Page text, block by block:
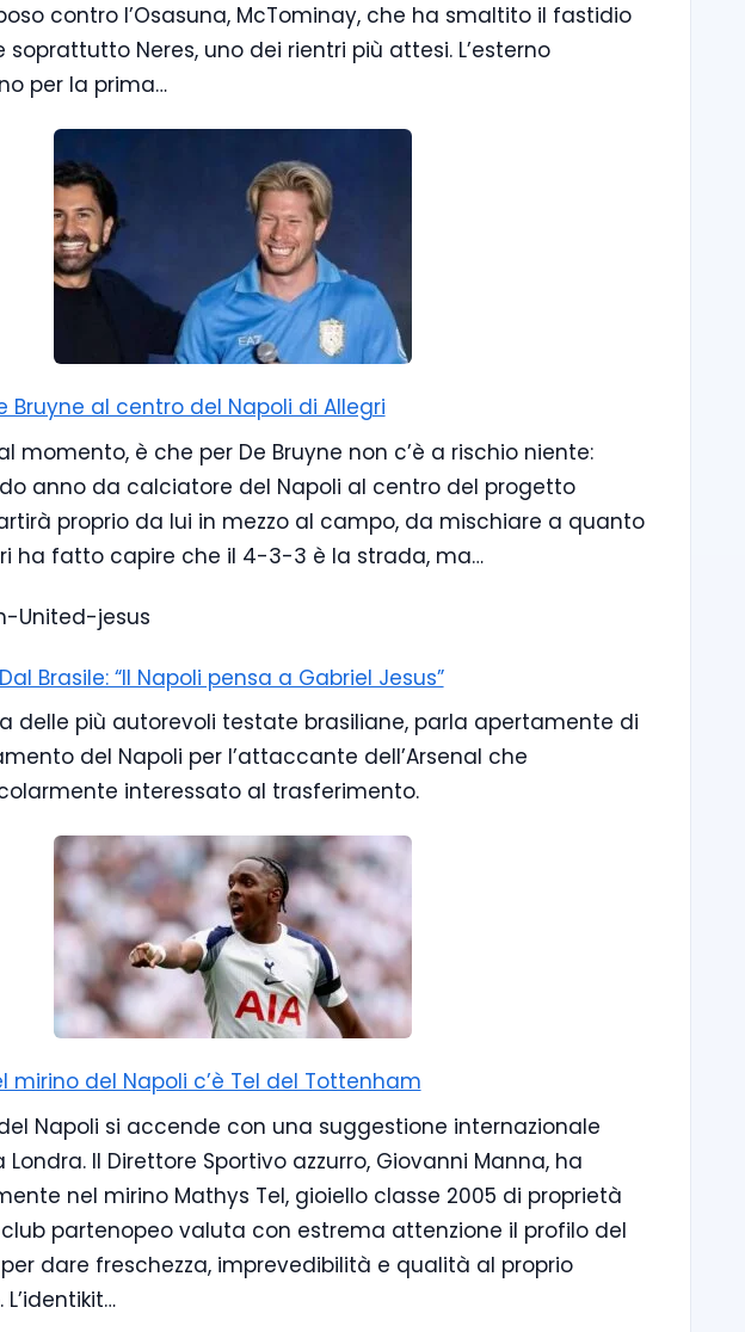
contro l’Osasuna, McTominay, che ha smaltito il fastidio
soprattutto Neres, uno dei rientri più attesi. L’esterno
per la prima…
De Bruyne al centro del Napoli di Allegri
momento, è che per De Bruyne non c’è a rischio niente:
anno da calciatore del Napoli al centro del progetto
proprio da lui in mezzo al campo, da mischiare a quanto
ha fatto capire che il 4-3-3 è la strada, ma…
Brasile: “Il Napoli pensa a Gabriel Jesus”
delle più autorevoli testate brasiliane, parla apertamente di
del Napoli per l’attaccante dell’Arsenal che
interessato al trasferimento.
mirino del Napoli c’è Tel del Tottenham
Napoli si accende con una suggestione internazionale
Il Direttore Sportivo azzurro, Giovanni Manna, ha
nel mirino Mathys Tel, gioiello classe 2005 di proprietà
partenopeo valuta con estrema attenzione il profilo del
dare freschezza, imprevedibilità e qualità al proprio